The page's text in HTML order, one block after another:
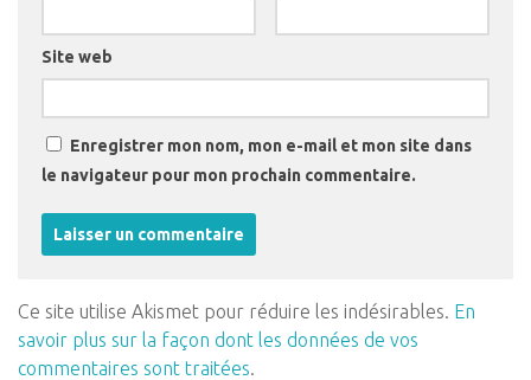
Site web
Enregistrer mon nom, mon e-mail et mon site dans
le navigateur pour mon prochain commentaire.
Ce site utilise Akismet pour réduire les indésirables. En
savoir plus sur la façon dont les données de vos
commentaires sont traitées.